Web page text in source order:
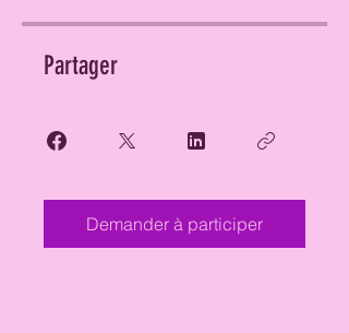
Partager
Demander à participer